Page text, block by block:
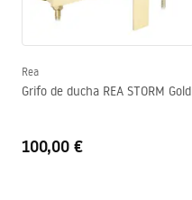
Rea
Grifo de ducha REA STORM Gold
100,00 €